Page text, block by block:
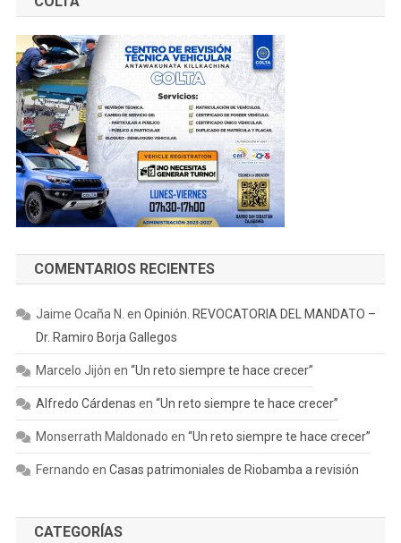
COMENTARIOS RECIENTES
Jaime Ocaña N. en Opinión. REVOCATORIA DEL MANDATO –
Dr. Ramiro Borja Gallegos
Marcelo Jijón en “Un reto siempre te hace crecer”
Alfredo Cárdenas en “Un reto siempre te hace crecer”
Monserrath Maldonado en “Un reto siempre te hace crecer”
Fernando en Casas patrimoniales de Riobamba a revisión
CATEGORÍAS